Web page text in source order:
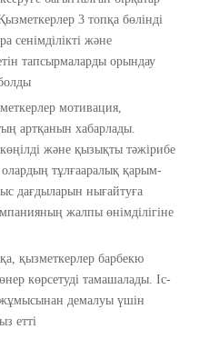
3 топқа бөлінді
сенімділікті және
тапсырмаларды орындау
мотивация,
артқанын хабарлады.
және қызықты тәжірибе
тұлғааралық қарым-
дағдыларын нығайтуға
жалпы өнімділігіне
қызметкерлер барбекю
көрсетуді тамашалады. Іс-
жұмысынан демалуы үшін
етті.